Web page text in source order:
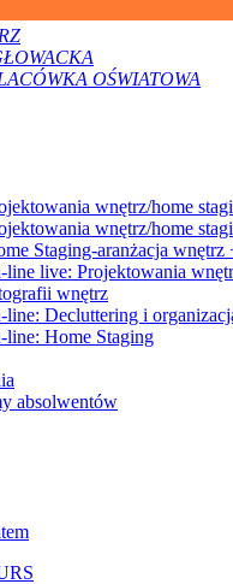
OŚWIATOWA
wnętrz/home
wnętrz/home
Staging-aranżacja
line live: Projektowania
wnętrz
line: Decluttering i
line: Home Staging
absolwentów